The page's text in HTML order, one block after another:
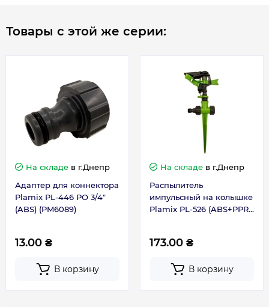
Товары с этой же серии:
На складе в г.Днепр
Адаптер для коннектора
Plamix PL-446 РО 3/4"
(ABS) (PM6089)
13.00 ₴
В корзину
На складе в г.Днепр
Распылитель
импульсный на колышке
Plamix PL-526 (ABS+PPR)
173.00 ₴
В корзину